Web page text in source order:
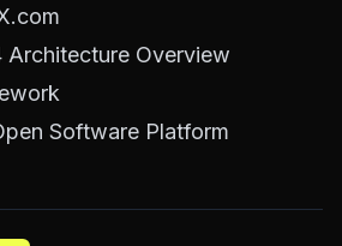
Architecture Overview
Software Platform